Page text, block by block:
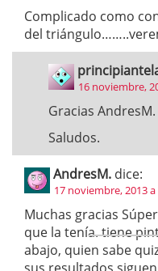
Complicado como
del
16 noviembre,
Gracias AndresM.
Saludos.
AndresM. dice:
17 noviembre, 2013 a
Muchas gracias
que la tenía. tiene
abajo, quien sabe